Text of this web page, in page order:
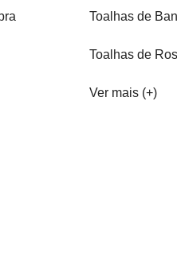
Toalhas de
Toalhas de
Ver mais (+)